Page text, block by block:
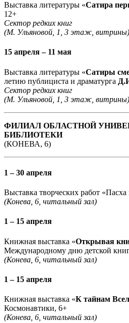
Выставка литературы «Сатира
12+
Сектор редких книг
(М. Ульяновой, 1, 3 этаж, витрины)
15 апреля – 11 мая
Выставка литературы «Сатиры
летию публициста и драматурга
Сектор редких книг
(М. Ульяновой, 1, 3 этаж, витрины)
ФИЛИАЛ ОБЛАСТНОЙ
БИБЛИОТЕКИ
(КОНЕВА, 6)
1 – 30 апреля
Выставка творческих работ «Пасха
(Конева, 6, читальный зал)
1 – 15 апреля
Книжная выставка «Открывая
Международному дню детской
(Конева, 6, читальный зал)
1 – 15 апреля
Книжная выставка «К тайнам
Космонавтики, 6+
(Конева, 6, читальный зал)